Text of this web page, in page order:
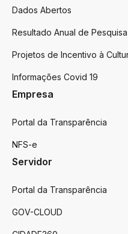
Dados Abertos
Resultado Anual de
Projetos de Incentivo à
Informações Covid 19
Empresa
Portal da Transparência
NFS-e
Servidor
Portal da Transparência
GOV-CLOUD